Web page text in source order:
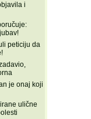
i
peticiju da
je onaj koji
ulične